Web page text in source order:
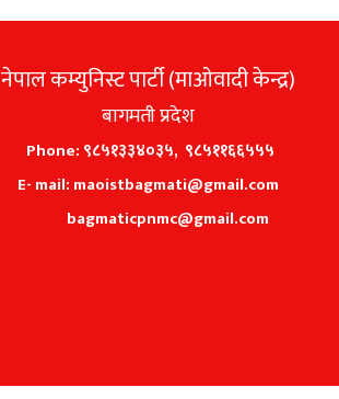
नेपाल कम्युनिस्ट पार्टी (माओवादी केन्द्र)
बागमती प्रदेश
Phone: ९८५१३३४०३५, ९८५११६६५५५
E- mail: maoistbagmati@gmail.com
bagmaticpnmc@gmail.com